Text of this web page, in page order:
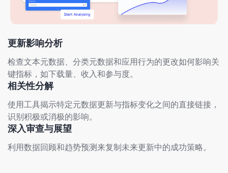
更新影响分析
检查文本元数据、分类元数据和应用行为的更改如何影响关
键指标，如下载量、收入和参与度。
相关性分解
使用工具揭示特定元数据更新与指标变化之间的直接链接，
识别积极或消极的影响。
深入审查与展望
利用数据回顾和趋势预测来复制未来更新中的成功策略。